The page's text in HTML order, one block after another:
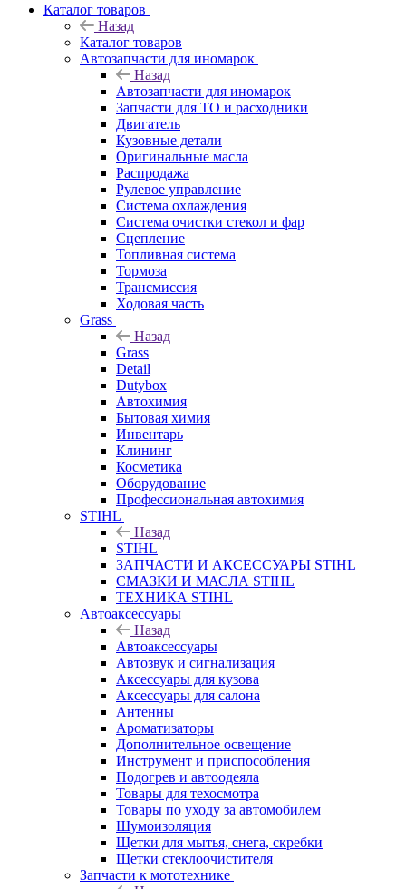
Каталог товаров
Назад
Каталог товаров
Автозапчасти для иномарок
Назад
Автозапчасти для иномарок
Запчасти для ТО и расходники
Двигатель
Кузовные детали
Оригинальные масла
Распродажа
Рулевое управление
Система охлаждения
Система очистки стекол и фар
Сцепление
Топливная система
Тормоза
Трансмиссия
Ходовая часть
Grass
Назад
Grass
Detail
Dutybox
Автохимия
Бытовая химия
Инвентарь
Клининг
Косметика
Оборудование
Профессиональная автохимия
STIHL
Назад
STIHL
ЗАПЧАСТИ И АКСЕССУАРЫ STIHL
СМАЗКИ И МАСЛА STIHL
ТЕХНИКА STIHL
Автоаксессуары
Назад
Автоаксессуары
Автозвук и сигнализация
Аксессуары для кузова
Аксессуары для салона
Антенны
Ароматизаторы
Дополнительное освещение
Инструмент и приспособления
Подогрев и автоодеяла
Товары для техосмотра
Товары по уходу за автомобилем
Шумоизоляция
Щетки для мытья, снега, скребки
Щетки стеклоочистителя
Запчасти к мототехнике